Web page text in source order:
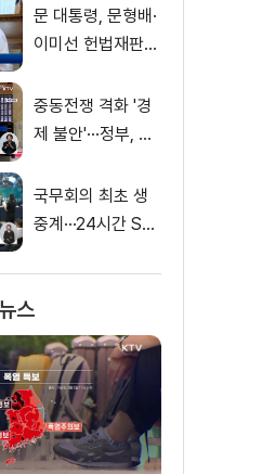
문 대통령, 문형배·
이미선 헌법재판관
중동전쟁 격화 '경
제 불안'···정부, 금
소화
국무회의 최초 생
중계···24시간 SN
스